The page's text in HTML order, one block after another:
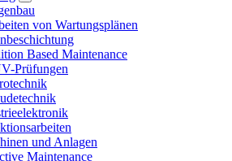
von Wartungsplänen
Based Maintenance
Prüfungen
und Anlagen
Maintenance